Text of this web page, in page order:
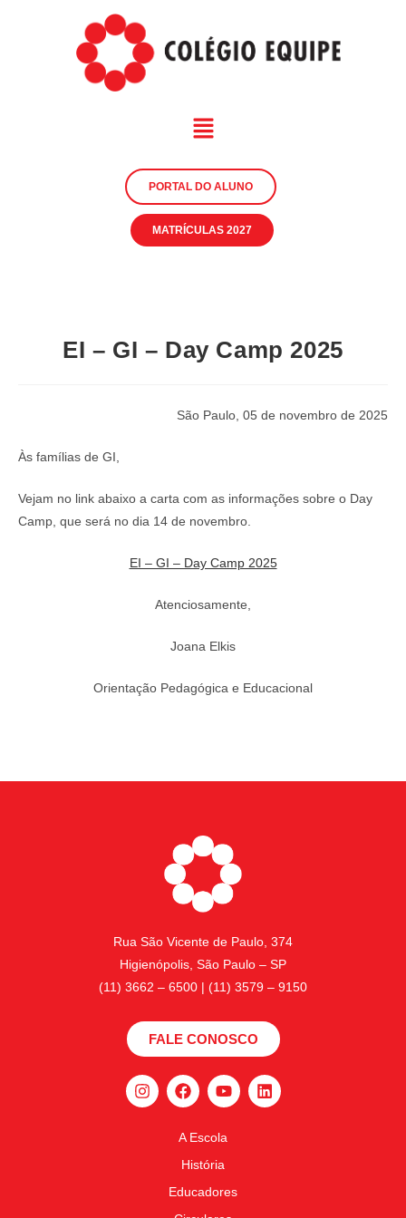
PORTAL DO ALUNO
MATRÍCULAS 2027
EI – GI – Day Camp 2025
São Paulo, 05 de novembro de 2025
Às famílias de GI,
Vejam no link abaixo a carta com as informações sobre o Day
Camp, que será no dia 14 de novembro.
EI – GI – Day Camp 2025
Atenciosamente,
Joana Elkis
Orientação Pedagógica e Educacional
Rua São Vicente de Paulo, 374
Higienópolis, São Paulo – SP
(11) 3662 – 6500 | (11) 3579 – 9150
FALE CONOSCO
A Escola
História
Educadores